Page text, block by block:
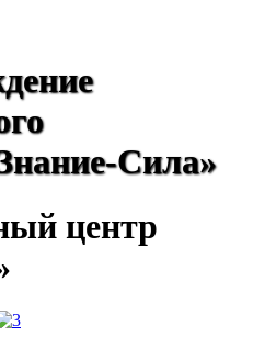
Сила»
центр